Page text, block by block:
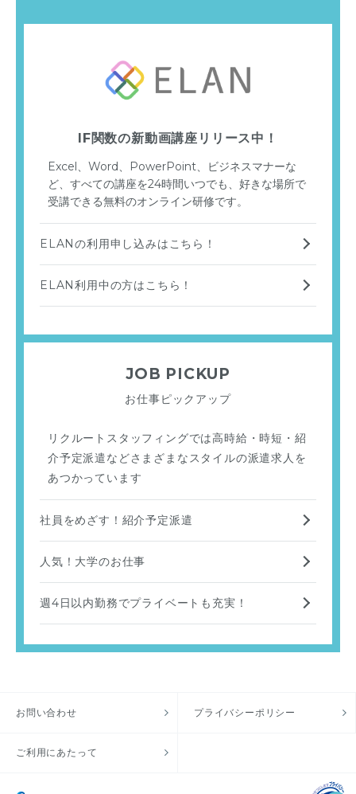
IF関数の新動画講座リリース中！
Excel、Word、PowerPoint、ビジネスマナーな
ど、すべての講座を24時間いつでも、好きな場所で
受講できる無料のオンライン研修です。
ELANの利用申し込みはこちら！
ELAN利用中の方はこちら！
JOB PICKUP
お仕事ピックアップ
リクルートスタッフィングでは高時給・時短・紹
介予定派遣などさまざまなスタイルの派遣求人を
あつかっています
社員をめざす！紹介予定派遣
人気！大学のお仕事
週4日以内勤務でプライベートも充実！
お問い合わせ プライバシーポリシー
ご利用にあたって